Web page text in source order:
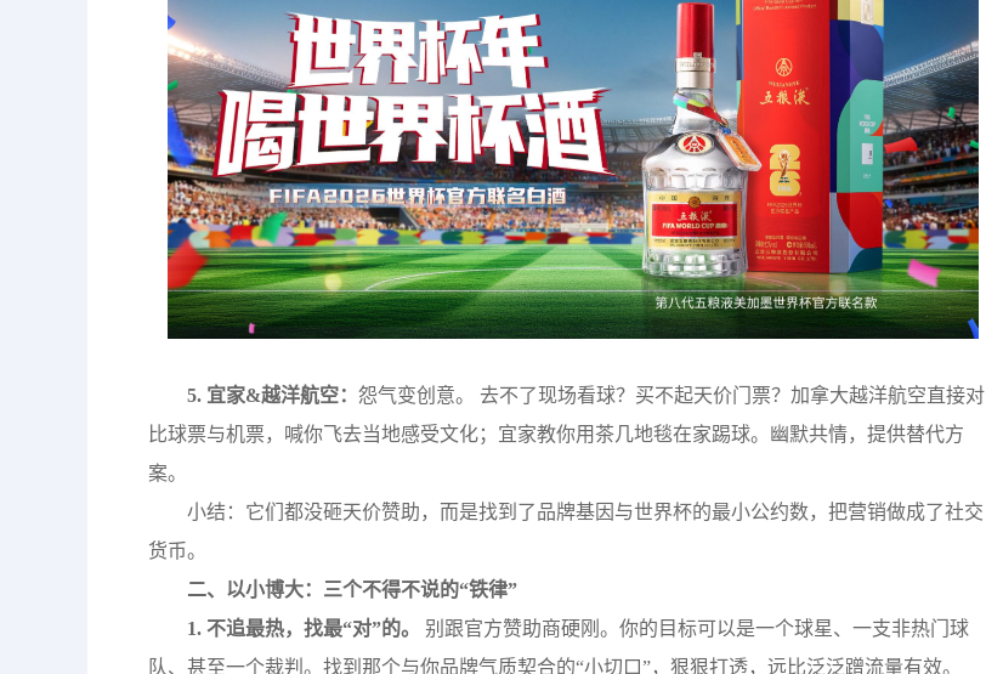
5. 宜家&越洋航空： 怨气变创意。 去不了现场看球？买不起天价门票？加拿大越洋航空直接对
比球票与机票，喊你飞去当地感受文化；宜家教你用茶几地毯在家踢球。幽默共情，提供替代方
案。
小结：它们都没砸天价赞助，而是找到了品牌基因与世界杯的最小公约数，把营销做成了社交
货币。
二、以小博大：三个不得不说的“铁律”
1. 不追最热，找最“对”的。
别跟官方赞助商硬刚。你的目标可以是一个球星、一支非热门球
队、甚至一个裁判。找到那个与你品牌气质契合的“小切口”，狠狠打透，远比泛泛蹭流量有效。